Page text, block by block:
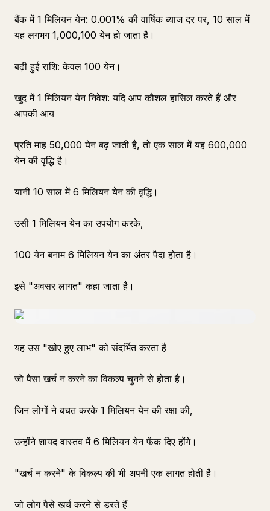
बैंक में 1 मिलियन येन: 0.001% की वार्षिक ब्याज दर पर, 10 साल में
यह लगभग 1,000,100 येन हो जाता है।
बढ़ी हुई राशि: केवल 100 येन।
खुद में 1 मिलियन येन निवेश: यदि आप कौशल हासिल करते हैं और
आपकी आय
प्रति माह 50,000 येन बढ़ जाती है, तो एक साल में यह 600,000
येन की वृद्धि है।
यानी 10 साल में 6 मिलियन येन की वृद्धि।
उसी 1 मिलियन येन का उपयोग करके,
100 येन बनाम 6 मिलियन येन का अंतर पैदा होता है।
इसे "अवसर लागत" कहा जाता है।
यह उस "खोए हुए लाभ" को संदर्भित करता है
जो पैसा खर्च न करने का विकल्प चुनने से होता है।
जिन लोगों ने बचत करके 1 मिलियन येन की रक्षा की,
उन्होंने शायद वास्तव में 6 मिलियन येन फेंक दिए होंगे।
"खर्च न करने" के विकल्प की भी अपनी एक लागत होती है।
जो लोग पैसे खर्च करने से डरते हैं